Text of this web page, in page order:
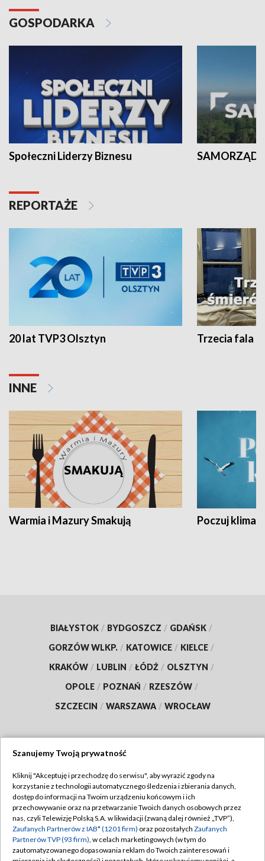
GOSPODARKA
Społeczni Liderzy Biznesu SAMORZĄD
REPORTAŻE
20 lat TVP3 Olsztyn Trzecia fala -
INNE
Warmia i Mazury Smakują Poczuj klimat
BIAŁYSTOK / BYDGOSZCZ / GDAŃSK /
GORZÓW WLKP. / KATOWICE / KIELCE /
KRAKÓW / LUBLIN / ŁÓDŹ / OLSZTYN /
OPOLE / POZNAŃ / RZESZÓW /
SZCZECIN / WARSZAWA / WROCŁAW
TVP
Abonament TVP
Emisja w TVP
Centrum informacji TVP
Regulamin TVP
Polityka prywatności
Moje zgody
Szanujemy Twoją prywatność
Kliknij "Akceptuję i przechodzę do serwisu", aby wyrazić zgody na
korzystanie z technologii automatycznego śledzenia i zbierania danych,
dostęp do informacji na Twoim urządzeniu końcowym i ich
przechowywanie oraz na przetwarzanie Twoich danych osobowych przez
nas, czyli Telewizję Polską S.A. w likwidacji (zwaną dalej również „TVP”),
Zaufanych Partnerów z IAB* (1201 firm) oraz pozostałych Zaufanych
Partnerów TVP (93 firm), w celach marketingowych (w tym do
zautomatyzowanego dopasowania reklam do Twoich zainteresowań i